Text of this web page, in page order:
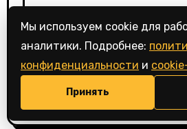
Отделочные материалы и
Технологии матовой
Мы используем cookie для
аналитики. Подробнее:
конфиденциальности и
Принять